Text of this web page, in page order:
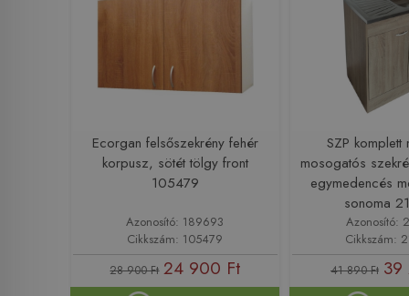
Ecorgan felsőszekrény fehér
korpusz, sötét tölgy front
105479
Azonosító: 189693
Cikkszám: 105479
28 900 Ft 24 900 Ft
SZP komplett
mosogatós
egymedencés
sonoma
Azonosító:
Cikkszám:
41 890 Ft 39